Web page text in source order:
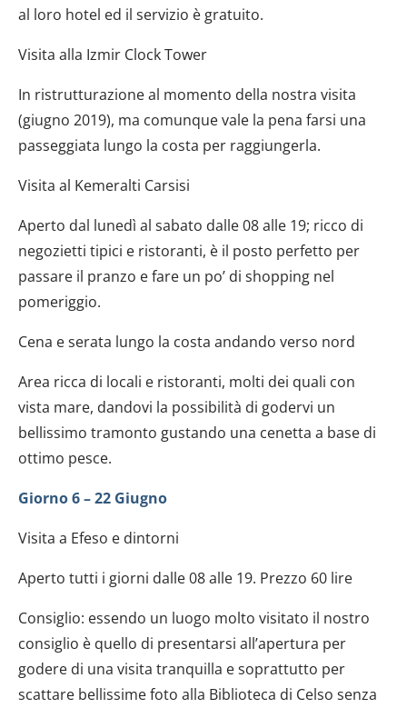
al loro hotel ed il servizio è gratuito.
Visita alla Izmir Clock Tower
In ristrutturazione al momento della nostra visita
(giugno 2019), ma comunque vale la pena farsi una
passeggiata lungo la costa per raggiungerla.
Visita al Kemeralti Carsisi
Aperto dal lunedì al sabato dalle 08 alle 19; ricco di
negozietti tipici e ristoranti, è il posto perfetto per
passare il pranzo e fare un po’ di shopping nel
pomeriggio.
Cena e serata lungo la costa andando verso nord
Area ricca di locali e ristoranti, molti dei quali con
vista mare, dandovi la possibilità di godervi un
bellissimo tramonto gustando una cenetta a base di
ottimo pesce.
Giorno 6 – 22 Giugno
Visita a Efeso e dintorni
Aperto tutti i giorni dalle 08 alle 19. Prezzo 60 lire
Consiglio: essendo un luogo molto visitato il nostro
consiglio è quello di presentarsi all’apertura per
godere di una visita tranquilla e soprattutto per
scattare bellissime foto alla Biblioteca di Celso senza